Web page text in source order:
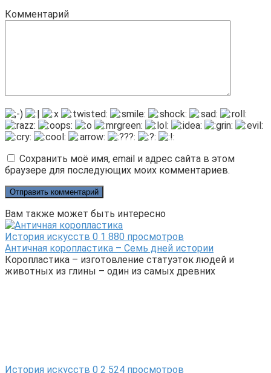
Комментарий
Сохранить моё имя, email и адрес сайта в этом
браузере для последующих моих комментариев.
Вам также может быть интересно
История искусств 0 1 880 просмотров
Античная коропластика – Семь дней истории
Коропластика – изготовление статуэток людей и
животных из глины – один из самых древних
История искусств 0 2 524 просмотров